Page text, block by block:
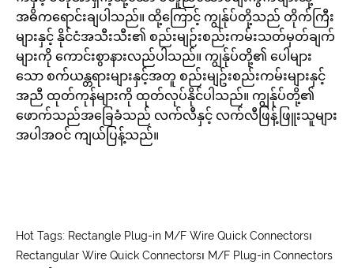
အဓိကရောင်းချပါသည်။ ထို့ကြောင့် ကျွန်ုပ်တို့သည် တိုက်ကြီး
များနှင့် နိုင်ငံအသီးသီး၏ စည်းမျဉ်းစည်းကမ်းသတ်မှတ်ချက်
များကို ကောင်းစွာနားလည်ပါသည်။ ကျွန်ုပ်တို့၏ ပေါများ
သော စက်ယန္တရားများနှင့်အတူ စည်းမျဥ်းစည်းကမ်းများနှင့်
အညီ ထုတ်ကုန်များကို ထုတ်လုပ်နိုင်ပါသည်။ ကျွန်ုပ်တို့၏
ဖောက်သည်အခြေခံသည် လက်လီနှင့် လက်လီဖြန့်ဖြူးသူများ
အပါအဝင် ကျယ်ပြန့်သည်။
Hot Tags: Rectangle Plug-in M/F Wire Quick Connectors၊
Rectangular Wire Quick Connectors၊ M/F Plug-in Connectors